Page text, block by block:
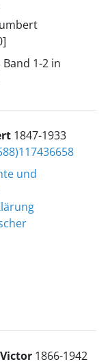
1-2 in
1847-1933
und
1866-1942